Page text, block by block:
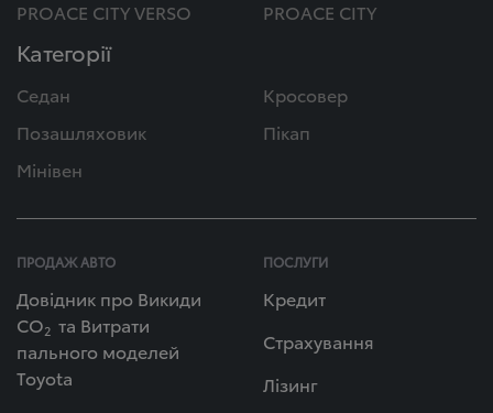
PROACE CITY VERSO
PROACE CITY
Категорії
Седан
Кросовер
Позашляховик
Пікап
Мінівен
ПРОДАЖ АВТО
Довідник про Викиди
СО2 та Витрати
пального моделей
Toyota
ПОСЛУГИ
Кредит
Страхування
Лізинг